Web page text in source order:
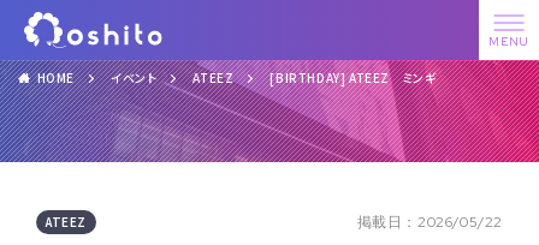
HOME イベント ATEEZ [BIRTHDAY] ATEEZ ミンギ
ATEEZ 掲載日：2026/05/22